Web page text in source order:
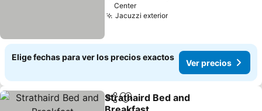
Center
Jacuzzi exteriorVer precios
Elige fechas para ver los precios exactos
Ver precios
CompartirAgregar a favoritos
Strathaird Bed and